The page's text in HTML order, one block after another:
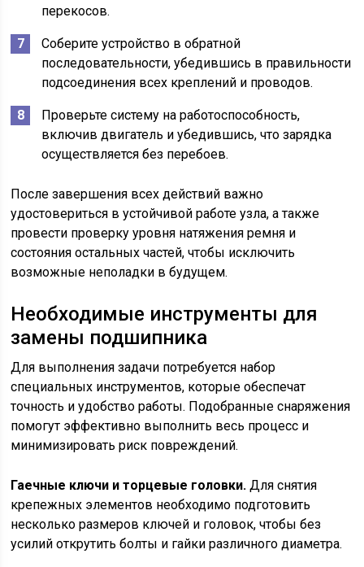
перекосов.
Соберите устройство в обратной
последовательности, убедившись в правильности
подсоединения всех креплений и проводов.
Проверьте систему на работоспособность,
включив двигатель и убедившись, что зарядка
осуществляется без перебоев.
После завершения всех действий важно
удостовериться в устойчивой работе узла, а также
провести проверку уровня натяжения ремня и
состояния остальных частей, чтобы исключить
возможные неполадки в будущем.
Необходимые инструменты для
замены подшипника
Для выполнения задачи потребуется набор
специальных инструментов, которые обеспечат
точность и удобство работы. Подобранные снаряжения
помогут эффективно выполнить весь процесс и
минимизировать риск повреждений.
Гаечные ключи и торцевые головки. Для снятия
крепежных элементов необходимо подготовить
несколько размеров ключей и головок, чтобы без
усилий открутить болты и гайки различного диаметра.